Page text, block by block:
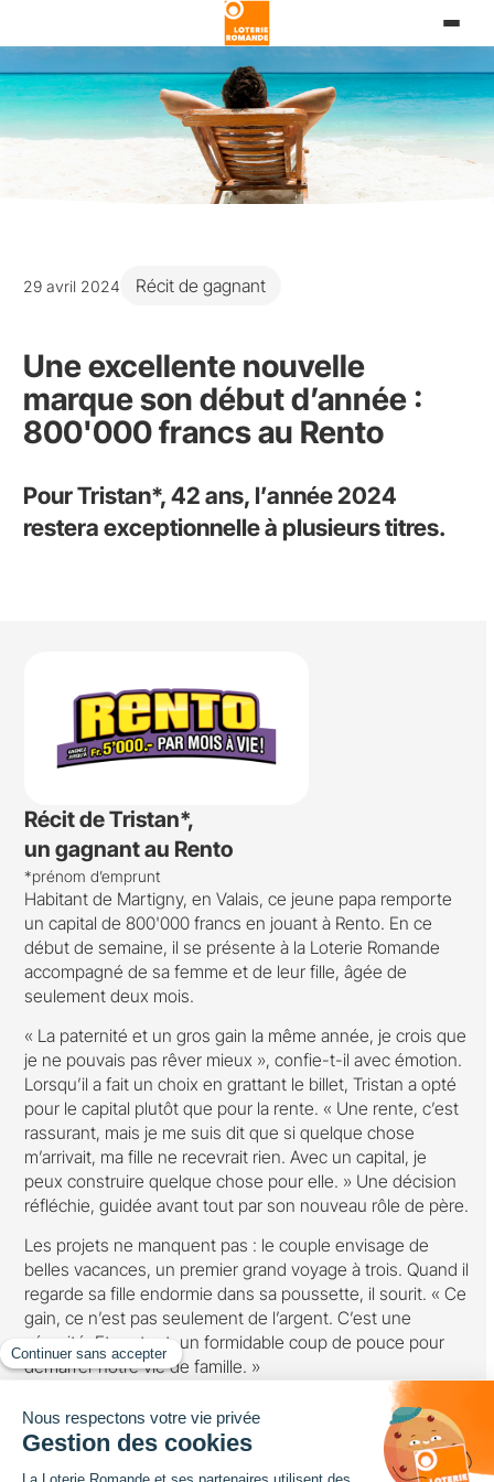
principal
29 avril 2024 Récit de gagnant
Une excellente nouvelle
marque son début d’année :
800'000 francs au Rento
Pour Tristan*, 42 ans, l’année 2024
restera exceptionnelle à plusieurs titres.
Récit de Tristan*,
un gagnant au Rento
*prénom d’emprunt
Habitant de Martigny, en Valais, ce jeune papa remporte
un capital de 800'000 francs en jouant à Rento. En ce
début de semaine, il se présente à la Loterie Romande
accompagné de sa femme et de leur fille, âgée de
seulement deux mois.
« La paternité et un gros gain la même année, je crois que
je ne pouvais pas rêver mieux », confie-t-il avec émotion.
Lorsqu’il a fait un choix en grattant le billet, Tristan a opté
pour le capital plutôt que pour la rente. « Une rente, c’est
rassurant, mais je me suis dit que si quelque chose
m’arrivait, ma fille ne recevrait rien. Avec un capital, je
peux construire quelque chose pour elle. » Une décision
réfléchie, guidée avant tout par son nouveau rôle de père.
Les projets ne manquent pas : le couple envisage de
belles vacances, un premier grand voyage à trois. Quand il
regarde sa fille endormie dans sa poussette, il sourit. « Ce
gain, ce n’est pas seulement de l’argent. C’est une
sécurité. Et surtout, un formidable coup de pouce pour
démarrer notre vie de famille. »